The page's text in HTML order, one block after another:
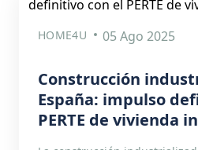
HOME4U 05 Ago 2025
Construcción
España: impulso
PERTE de vivienda